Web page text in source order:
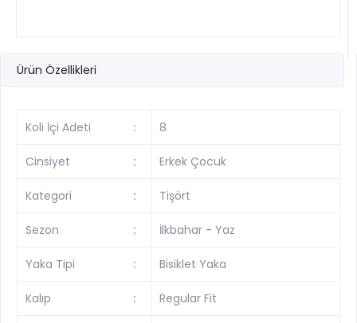
Ürün Özellikleri
Koli İçi Adeti : 8
Cinsiyet : Erkek Çocuk
Kategori : Tişört
Sezon : İlkbahar - Yaz
Yaka Tipi : Bisiklet Yaka
Kalıp : Regular Fit